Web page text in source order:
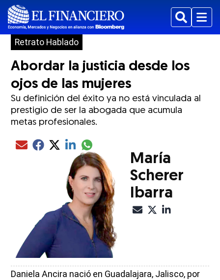
BuscarMenu
Retrato Hablado
Abordar la justicia desde los
ojos de las mujeres
Su definición del éxito ya no está vinculada al
prestigio de ser la abogada que acumula
metas profesionales.
Compartir el artículo actual mediante Email
Compartir el artículo actual mediante Facebook
Compartir el artículo actual mediante Twitter
Compartir el artículo actual mediante LinkedIn
Compartir el artículo actual mediante
María
Scherer
Ibarra
Daniela Ancira nació en Guadalajara, Jalisco, por